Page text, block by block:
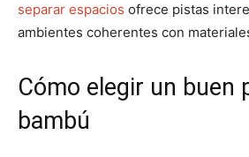
separar espacios ofrece pistas
ambientes coherentes con
Cómo elegir un buen
bambú